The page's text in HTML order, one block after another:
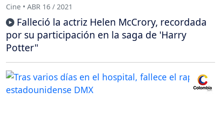
Cine • ABR 16 / 2021
Falleció la actriz Helen McCrory, recordada
por su participación en la saga de 'Harry
Potter"